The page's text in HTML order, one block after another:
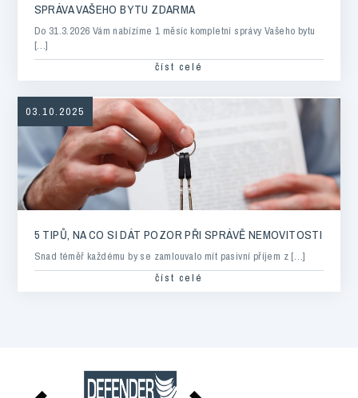
SPRÁVA VAŠEHO BYTU ZDARMA
Do 31.3.2026 Vám nabízíme 1 měsíc kompletní správy Vašeho bytu
[…]
číst celé
03.10.2025
5 TIPŮ, NA CO SI DÁT POZOR PŘI SPRÁVĚ NEMOVITOSTI
Snad téměř každému by se zamlouvalo mít pasivní příjem z […]
číst celé